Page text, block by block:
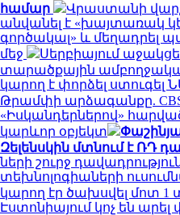
համար
Վրաստանի
անվանել է «խայտառակ
գործակալ» և մեղադրել
մեջ
Սերբիայում
տարածքային
կարող է փորձել ստուգել
Թրամփի արձագանքը. CBS
«Իսկանդերներով»
կարևոր օբյեկտ
Զելենսկին մտնում է ՌԴ
ների շուրջ
տեխնոլոգիաների
կարող էր ծախսվել մոտ 1
Էստոնիայում կոչ են